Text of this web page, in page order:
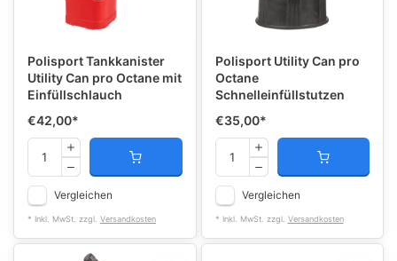
Polisport Tankkanister
Utility Can pro Octane mit
Einfüllschlauch
€42,00*
Vergleichen
* Inkl. MwSt. zzgl. Versandkosten
Polisport Utility Can pro
Octane
Schnelleinfüllstutzen
€35,00*
Vergleichen
* Inkl. MwSt. zzgl. Versandkosten